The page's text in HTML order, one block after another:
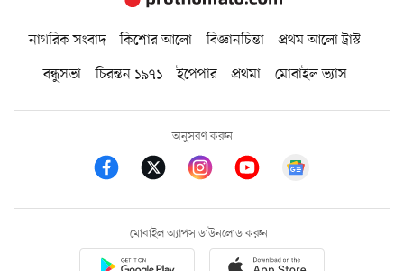
নাগরিক সংবাদ কিশোর আলো বিজ্ঞানচিন্তা
প্রথম আলো ট্রাস্ট
বন্ধুসভা
চিরন্তন ১৯৭১ ইপেপার প্রথমা মোবাইল ভ্যাস
অনুসরণ করুন
মোবাইল অ্যাপস ডাউনলোড করুন